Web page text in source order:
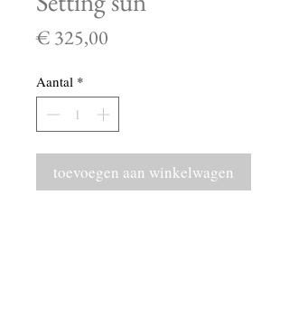
€ 325,00
Aantal *
toevoegen aan winkelwagen